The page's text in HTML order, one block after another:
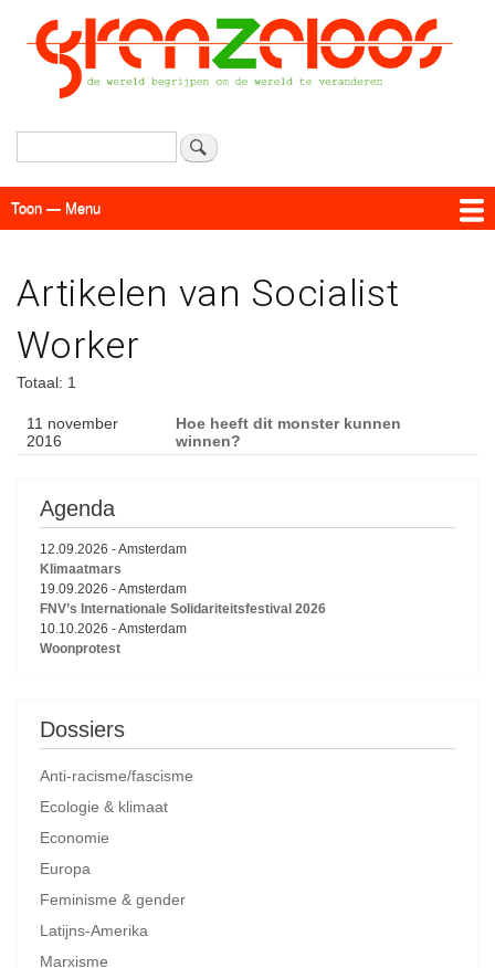
Overslaan
en
naar
de
Zoeken
Menu
Toon — Menu
Artikelen van Socialist
Worker
Totaal: 1
11 november
2016
Hoe heeft dit monster kunnen
winnen?
Agenda
12.09.2026 -Amsterdam
Klimaatmars
19.09.2026 -Amsterdam
FNV’s Internationale Solidariteitsfestival 2026
10.10.2026 -Amsterdam
Woonprotest
Dossiers
Anti-racisme/fascisme
Ecologie & klimaat
Economie
Europa
Feminisme & gender
Latijns-Amerika
Marxisme